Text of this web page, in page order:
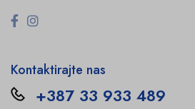
Kontaktirajte nas
+387 33 933 489